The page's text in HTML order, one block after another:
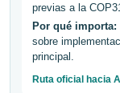
previas a la
Por qué importa:
sobre
principal.
Ruta oficial hacia